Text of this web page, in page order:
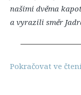
našimi dvěma
a vyrazili směr
Pokračovat ve